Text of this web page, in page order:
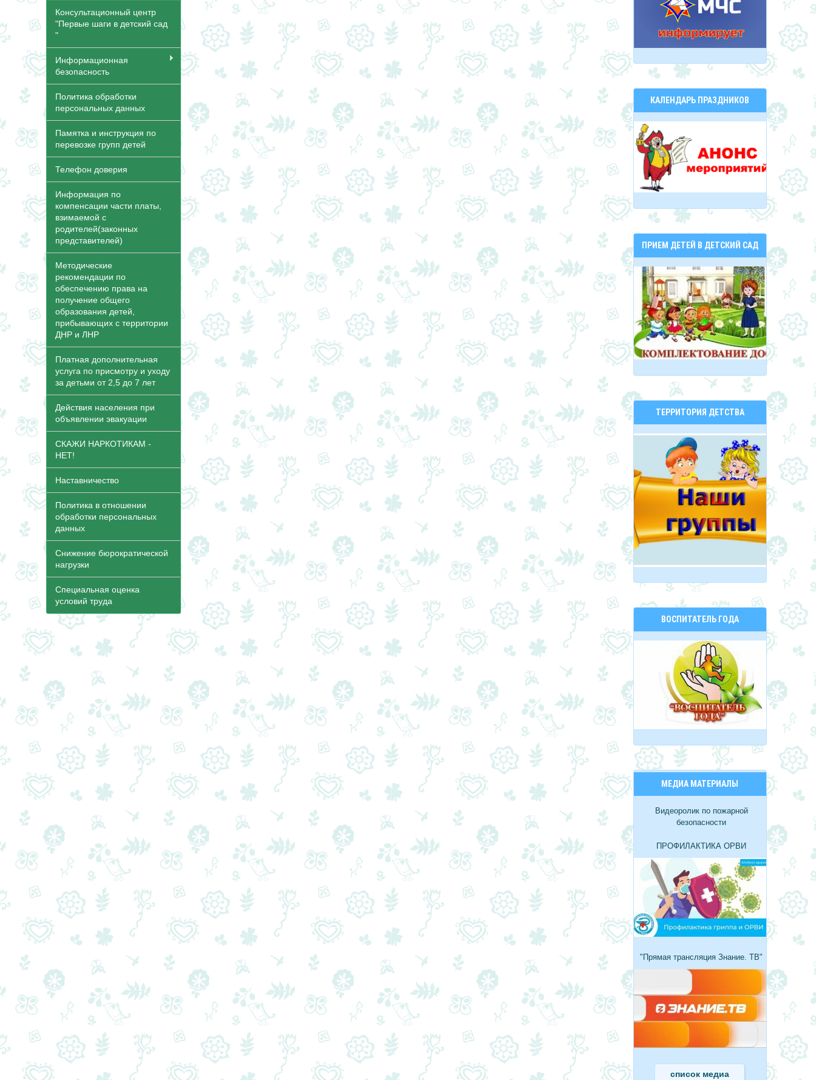
Консультационный центр
"Первые шаги в детский сад
"
Информационная
безопасность
Политика обработки
персональных данных
Памятка и инструкция по
перевозке групп детей
Телефон доверия
Информация по
компенсации части платы,
взимаемой с
родителей(законных
представителей)
Методические
рекомендации по
обеспечению права на
получение общего
образования детей,
прибывающих с территории
ДНР и ЛНР
Платная дополнительная
услуга по присмотру и уходу
за детьми от 2,5 до 7 лет
Действия населения при
объявлении эвакуации
СКАЖИ НАРКОТИКАМ -
НЕТ!
Наставничество
Политика в отношении
обработки персональных
данных
Снижение бюрократической
нагрузки
Специальная оценка
условий труда
КАЛЕНДАРЬ ПРАЗДНИКОВ
ПРИЕМ ДЕТЕЙ В ДЕТСКИЙ САД
ТЕРРИТОРИЯ ДЕТСТВА
ВОСПИТАТЕЛЬ ГОДА
МЕДИА МАТЕРИАЛЫ
Видеоролик по пожарной
безопасности
ПРОФИЛАКТИКА ОРВИ
"Прямая трансляция Знание. ТВ"
список медиа